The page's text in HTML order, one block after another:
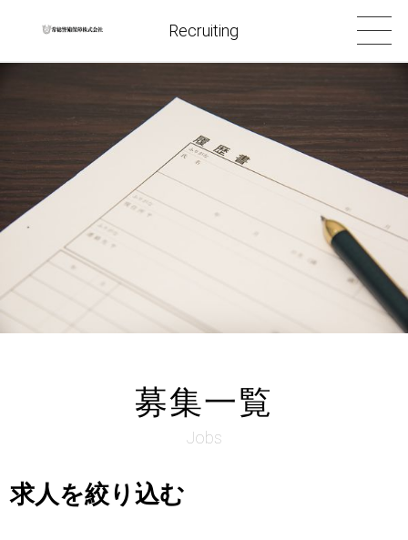
Recruiting
募集一覧
Jobs
求人を絞り込む